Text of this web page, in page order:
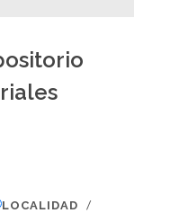
LOCALIDAD /